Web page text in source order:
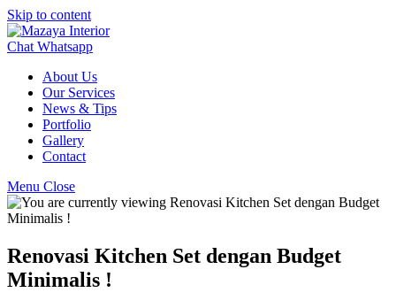
Skip to content
Chat Whatsapp
About Us
Our Services
News & Tips
Portfolio
Gallery
Contact
Menu Close
Renovasi Kitchen Set dengan Budget
Minimalis !